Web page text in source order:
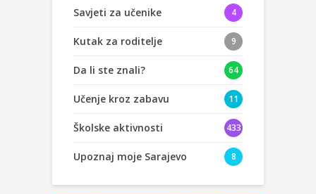
Savjeti za učenike 4
Kutak za roditelje 9
Da li ste znali? 64
Učenje kroz zabavu 11
Školske aktivnosti 433
Upoznaj moje Sarajevo 8